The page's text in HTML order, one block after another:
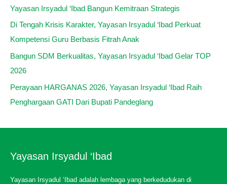
Yayasan Irsyadul ‘Ibad Bangun Kemitraan Strategis
Di Tengah Krisis Karakter, Yayasan Irsyadul ‘Ibad Perkuat
Kompetensi Guru Berbasis Fitrah Anak
Bangun SDM Berkualitas, Yayasan Irsyadul ‘Ibad Gelar TOP
2026
Perayaan HARGANAS 2026, Yayasan Irsyadul ‘Ibad Raih
Penghargaan GATI Dari Bupati Pandeglang
Yayasan Irsyadul ‘Ibad
Yayasan Irsyadul ‘Ibad adalah lembaga yang berkedudukan di